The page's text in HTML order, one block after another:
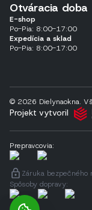
Otváracia doba
E-shop
Po-Pia: 8:00-17:00
Expedícia a sklad
Po-Pia: 8:00-17:00
© 2026 Dielynaokna.
Projekt vytvoril
Prepravcovia:
Záruka bezpečného
Spôsoby dopravy: